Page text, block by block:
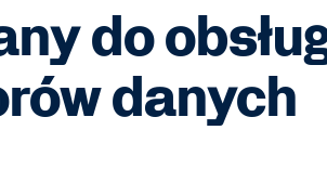
do
danych